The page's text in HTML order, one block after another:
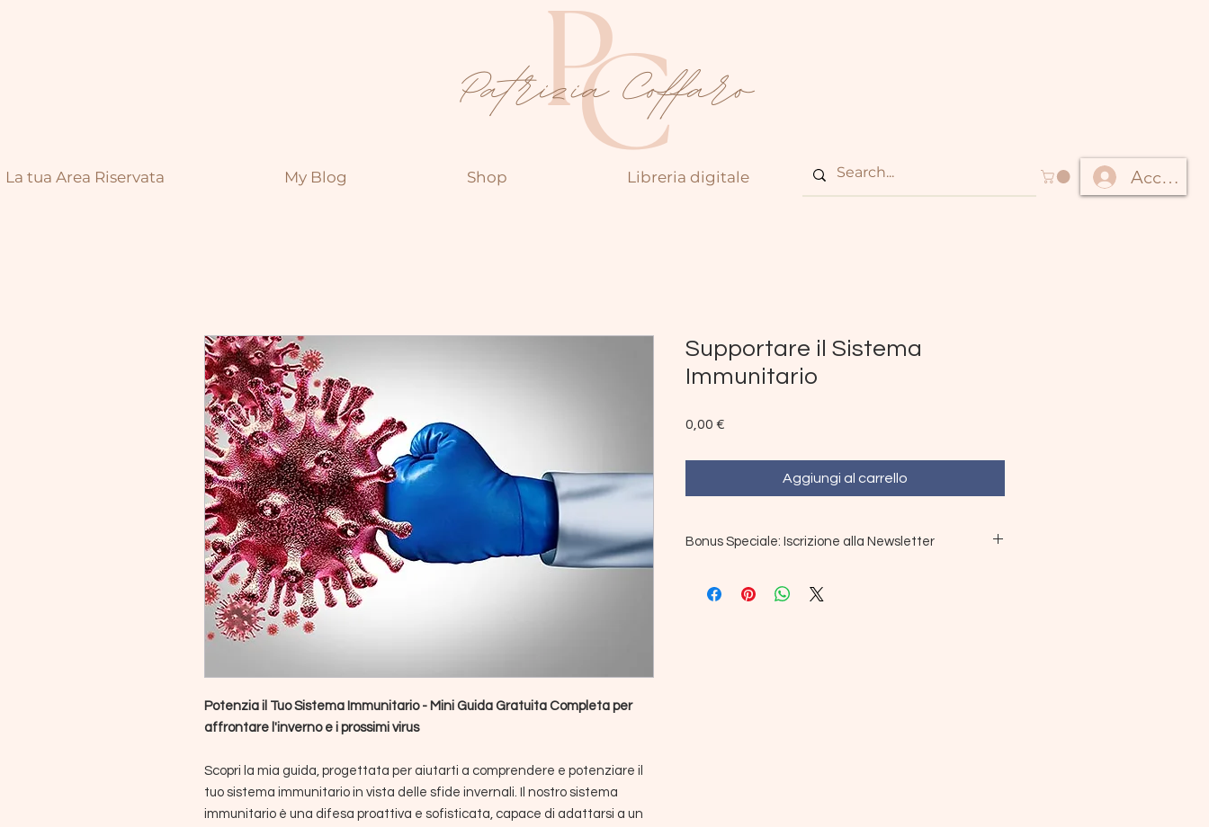
La tua Area Riservata My Blog Shop Libreria digitale Accedi
Potenzia il Tuo Sistema Immunitario - Mini Guida Gratuita Completa per
affrontare l'inverno e i prossimi virus
Scopri la mia guida, progettata per aiutarti a comprendere e potenziare il
tuo sistema immunitario in vista delle sfide invernali. Il nostro sistema
immunitario è una difesa proattiva e sofisticata, capace di adattarsi a un
Supportare il Sistema
Immunitario
0,00 €
Aggiungi al carrello
Bonus Speciale: Iscrizione alla Newsletter
iscritto alla mia newsletter. Riceverai aggiornamenti